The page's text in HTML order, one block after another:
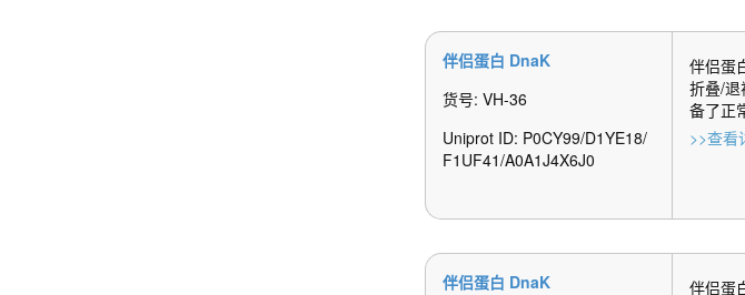
伴侣蛋白 DnaK
货号: VH-36
Uniprot ID: P0CY99/D1YE18/
F1UF41/A0A1J4X6J0
伴侣蛋
折叠/
备了正
>>查看
伴侣蛋白 DnaK
伴侣蛋